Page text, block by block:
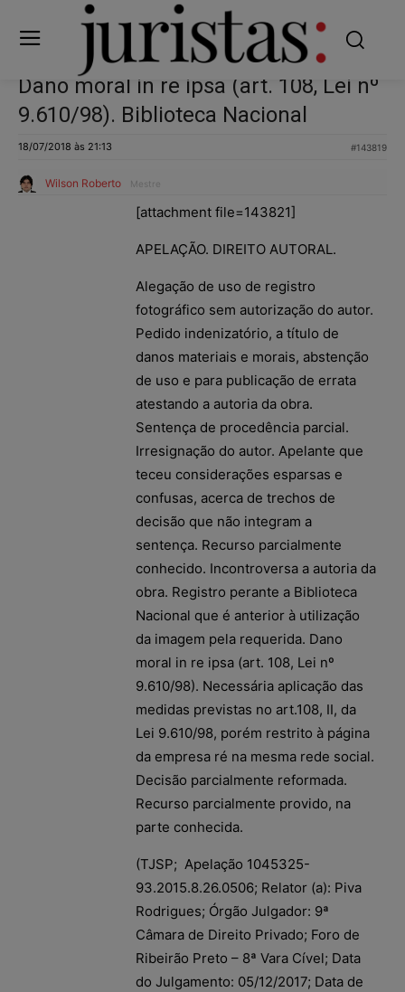
Dano moral in re ipsa (art. 108, Lei nº
9.610/98). Biblioteca Nacional
18/07/2018 às 21:13 #143819
Wilson Roberto Mestre
[attachment file=143821]
APELAÇÃO. DIREITO AUTORAL.
Alegação de uso de registro
fotográfico sem autorização do autor.
Pedido indenizatório, a título de
danos materiais e morais, abstenção
de uso e para publicação de errata
atestando a autoria da obra.
Sentença de procedência parcial.
Irresignação do autor. Apelante que
teceu considerações esparsas e
confusas, acerca de trechos de
decisão que não integram a
sentença. Recurso parcialmente
conhecido. Incontroversa a autoria da
obra. Registro perante a Biblioteca
Nacional que é anterior à utilização
da imagem pela requerida. Dano
moral in re ipsa (art. 108, Lei nº
9.610/98). Necessária aplicação das
medidas previstas no art.108, II, da
Lei 9.610/98, porém restrito à página
da empresa ré na mesma rede social.
Decisão parcialmente reformada.
Recurso parcialmente provido, na
parte conhecida.
(TJSP; Apelação 1045325-
93.2015.8.26.0506; Relator (a): Piva
Rodrigues; Órgão Julgador: 9ª
Câmara de Direito Privado; Foro de
Ribeirão Preto – 8ª Vara Cível; Data
do Julgamento: 05/12/2017; Data de